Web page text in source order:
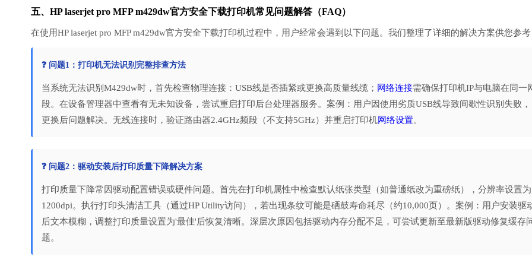
五、HP laserjet pro MFP m429dw官方安全下载打印机常见问题解答（FAQ）
在使用HP laserjet pro MFP m429dw官方安全下载打印机过程中，用户经常会遇到以下问题。我们整理了详细的解决方案供您参考
❓ 问题1：打印机无法识别完整排查方法
当系统无法识别M429dw时，首先检查物理连接：USB线是否插紧或更换高质量线缆； 网络连接需确保打印机IP与电脑在同一
段。在设备管理器中查看有无未知设备，尝试重启打印后台处理器服务。案例：用户因使用劣质USB线导致间歇性识别失败，
更换后问题解决。无线连接时，验证路由器2.4GHz频段（不支持5GHz）并重启打印机网络设置。
❓ 问题2：驱动安装后打印质量下降解决方案
打印质量下降常因驱动配置错误或硬件问题。首先在打印机属性中检查默认纸张类型（如普通纸改为重磅纸），分辨率设置为
1200dpi。执行打印头清洁工具（通过HP Utility访问），若出现条纹可能是硒鼓寿命耗尽（约10,000页）。案例：用户安装驱
后文本模糊，调整打印质量设置为'最佳'后恢复清晰。深层次原因包括驱动内存分配不足，可尝试更新至最新版驱动修复缓存
题。